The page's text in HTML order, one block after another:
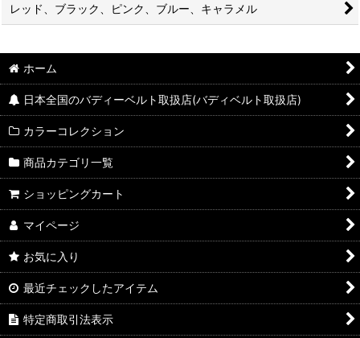
レッド、ブラック、ピンク、ブルー、キャラメル
ホーム
日本全国のバディーベルト取扱店(バディベルト取扱店)
カラーコレクション
商品カテゴリ一覧
ショッピングカート
マイページ
お気に入り
最近チェックしたアイテム
特定商取引法表示